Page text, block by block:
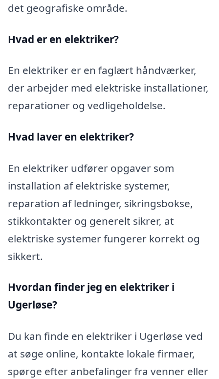
det geografiske område.
Hvad er en elektriker?
En elektriker er en faglært håndværker,
der arbejder med elektriske installationer,
reparationer og vedligeholdelse.
Hvad laver en elektriker?
En elektriker udfører opgaver som
installation af elektriske systemer,
reparation af ledninger, sikringsbokse,
stikkontakter og generelt sikrer, at
elektriske systemer fungerer korrekt og
sikkert.
Hvordan finder jeg en elektriker i
Ugerløse?
Du kan finde en elektriker i Ugerløse ved
at søge online, kontakte lokale firmaer,
spørge efter anbefalinger fra venner eller